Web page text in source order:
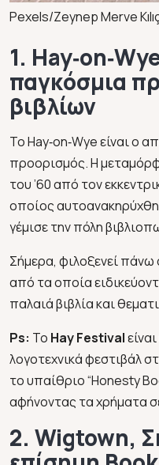
Pexels/Zeynep Merve
1.
παγκόσμια
βιβλίων
Το Hay‑on‑Wye είναι ο
προορισμός. Η
του ’60 από τον
οποίος
γέμισε την πόλη
Σήμερα, φιλοξενεί
από τα οποία
παλαιά βιβλία και
Ps: Το Hay Festival
λογοτεχνικά φεστιβάλ
το υπαίθριο “Honesty
αφήνοντας τα χρήματα
2. Wigtown,